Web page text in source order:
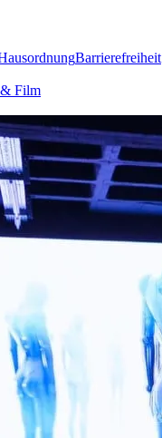
Barrierefreiheit
Film